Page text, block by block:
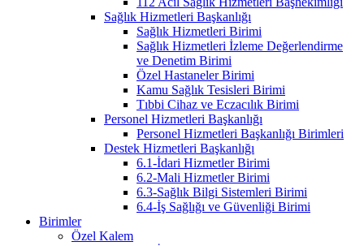
Sağlık Hizmetleri Başkanlığı
Sağlık Hizmetleri Birimi
Sağlık Hizmetleri İzleme Değerlendirme
ve Denetim Birimi
Özel Hastaneler Birimi
Kamu Sağlık Tesisleri Birimi
Tıbbi Cihaz ve Eczacılık Birimi
Personel Hizmetleri Başkanlığı
Personel Hizmetleri Başkanlığı Birimleri
Destek Hizmetleri Başkanlığı
6.1-İdari Hizmetler Birimi
6.2-Mali Hizmetler Birimi
6.3-Sağlık Bilgi Sistemleri Birimi
6.4-İş Sağlığı ve Güvenliği Birimi
Birimler
Özel Kalem